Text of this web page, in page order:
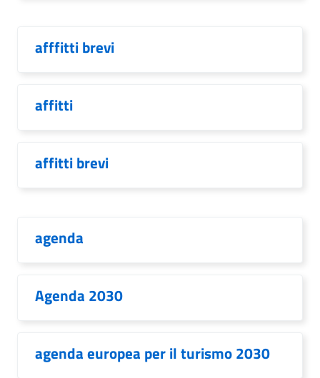
afffitti brevi
affitti
affitti brevi
agenda
Agenda 2030
agenda europea per il turismo 2030